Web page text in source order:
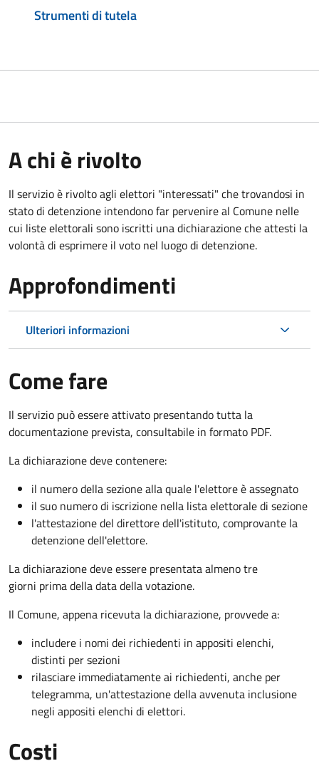
Strumenti di tutela
A chi è rivolto
Il servizio è rivolto agli elettori "interessati" che trovandosi in
stato di detenzione intendono far pervenire al Comune nelle
cui liste elettorali sono iscritti una dichiarazione che attesti la
volontà di esprimere il voto nel luogo di detenzione.
Approfondimenti
Ulteriori informazioni
Come fare
Il servizio può essere attivato presentando tutta la
documentazione prevista, consultabile in formato PDF.
La dichiarazione deve contenere:
il numero della sezione alla quale l'elettore è assegnato
il suo numero di iscrizione nella lista elettorale di sezione
l'attestazione del direttore dell'istituto, comprovante la
detenzione dell'elettore.
La dichiarazione deve essere presentata almeno tre
giorni prima della data della votazione.
Il Comune, appena ricevuta la dichiarazione, provvede a:
includere i nomi dei richiedenti in appositi elenchi,
distinti per sezioni
rilasciare immediatamente ai richiedenti, anche per
telegramma, un'attestazione della avvenuta inclusione
negli appositi elenchi di elettori.
Costi